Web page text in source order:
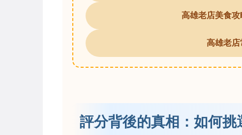
高雄老店美食
高雄老
評分背後的真相：如何